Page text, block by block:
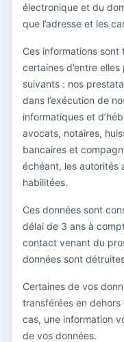
électronique et du
que l’adresse et les
Ces informations sont
certaines d’entre
suivants : nos
dans l’exécution de
informatiques et
avocats, notaires,
bancaires et
échéant, les autorités
habilitées.
Ces données sont
délai de 3 ans à
contact venant du
données sont
Certaines de vos
transférées en dehors
cas, une information
de vos données.